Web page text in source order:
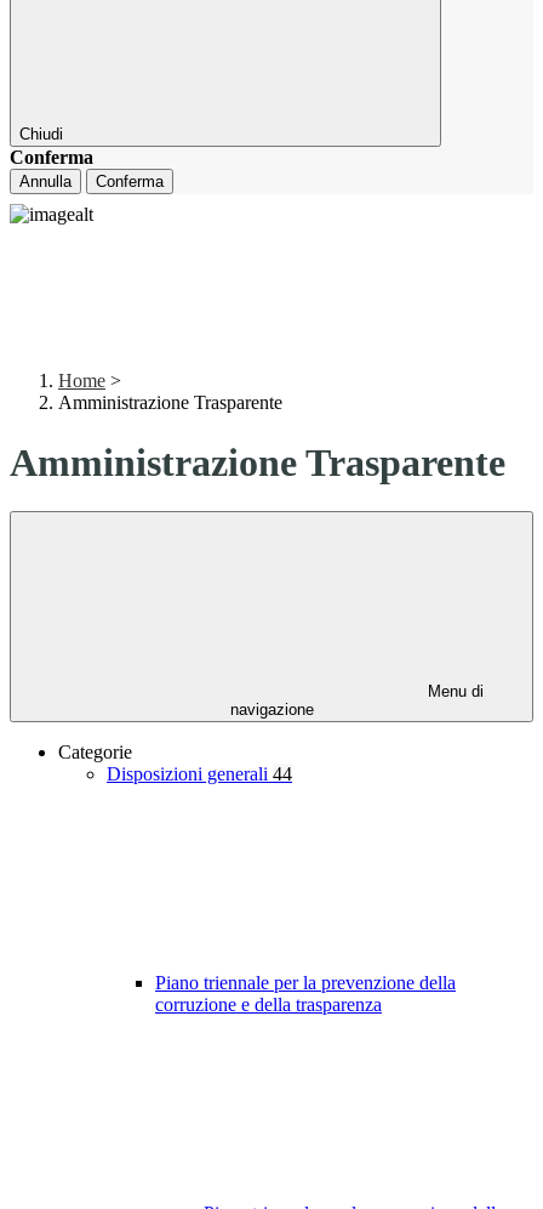
Chiudi
Conferma
Annulla Conferma
Home >
Amministrazione Trasparente
Amministrazione Trasparente
Menu di
navigazione
Categorie
Disposizioni generali 44
Piano triennale per la prevenzione della
corruzione e della trasparenza